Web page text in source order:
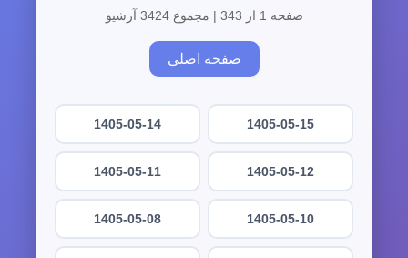
صفحه 1 از 343 | مجموع 3424 آرشیو
صفحه اصلی
1405-05-15
1405-05-14
1405-05-12
1405-05-11
1405-05-10
1405-05-08